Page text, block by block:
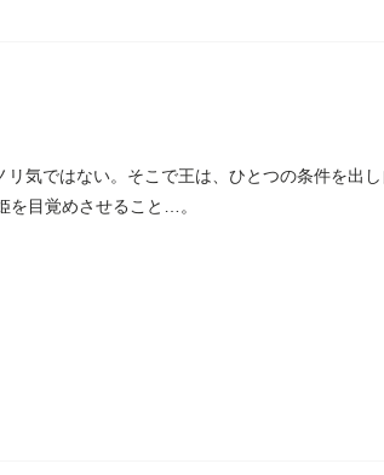
気ではない。そこで王は、ひとつの条件を出
を目覚めさせること…。